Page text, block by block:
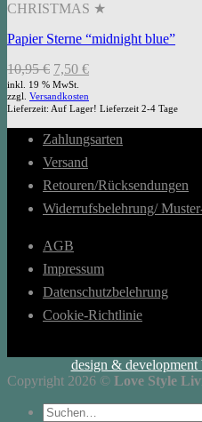
CHRISTMAS ★
Papier Sterne “midnight blue”
10,95€ Ursprünglicher
Preis
war:
10,95 €
7,50 €Aktueller
ist:
7,50 €.
inkl. 19 % MwSt.
zzgl. Versandkosten
Lieferzeit: Auf Lager! Lieferzeit 2-4 Tage
Zahlungsarten
Versand
Retouren/Rücksendungen
Widerrufsbelehrung/
AGB
Impressum
Datenschutzbelehrung
Cookie-Richtlinie
design &
Copyright 2026 © Love Style
Suchen